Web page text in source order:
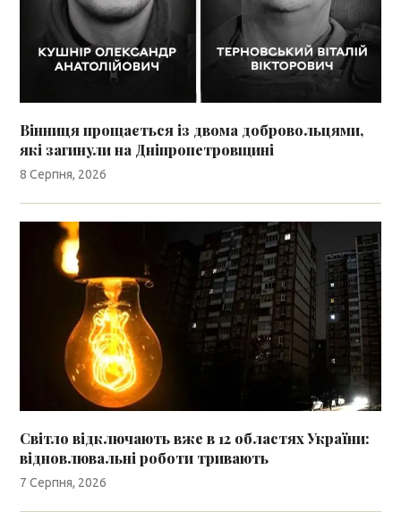
Вінниця прощається із двома добровольцями,
які загинули на Дніпропетровщині
8 Серпня, 2026
Світло відключають вже в 12 областях України:
відновлювальні роботи тривають
7 Серпня, 2026